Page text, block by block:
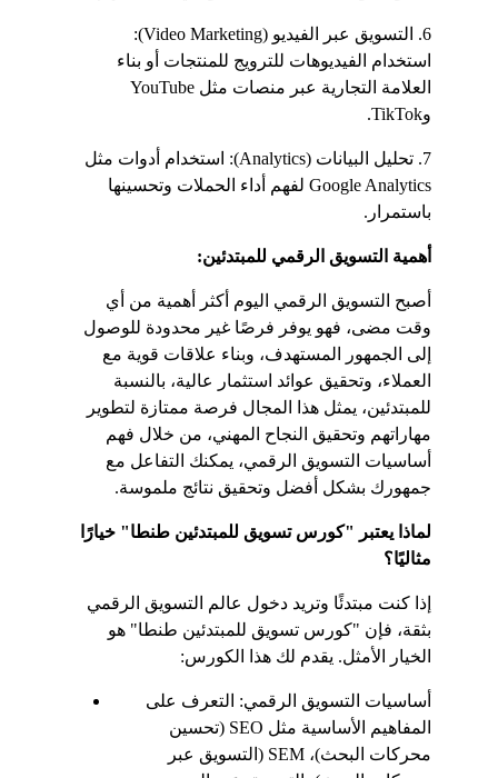
6. التسويق عبر الفيديو (Video Marketing):
استخدام الفيديوهات للترويج للمنتجات أو بناء
وTikTok.
7. تحليل البيانات (Analytics): استخدام أدوات مثل
Google Analytics لفهم أداء الحملات وتحسينها
باستمرار.
أهمية التسويق الرقمي للمبتدئين:
أصبح التسويق الرقمي اليوم أكثر أهمية من أي
وقت مضى، فهو يوفر فرصًا غير محدودة للوصول
إلى الجمهور المستهدف، وبناء علاقات قوية مع
العملاء، وتحقيق عوائد استثمار عالية، بالنسبة
للمبتدئين، يمثل هذا المجال فرصة ممتازة لتطوير
مهاراتهم وتحقيق النجاح المهني، من خلال فهم
أساسيات التسويق الرقمي، يمكنك التفاعل مع
جمهورك بشكل أفضل وتحقيق نتائج ملموسة.
لماذا يعتبر "كورس تسويق للمبتدئين طنطا" خيارًا
مثاليًا؟
إذا كنت مبتدئًا وتريد دخول عالم التسويق الرقمي
بثقة، فإن "كورس تسويق للمبتدئين طنطا" هو
الخيار الأمثل. يقدم لك هذا الكورس:
أساسيات التسويق الرقمي: التعرف على
المفاهيم الأساسية مثل SEO (تحسين
محركات البحث)، SEM (التسويق عبر